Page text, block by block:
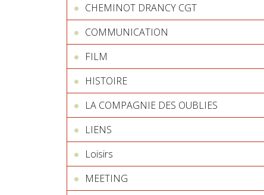
CHEMINOT DRANCY CGT
COMMUNICATION
FILM
HISTOIRE
LA COMPAGNIE DES OUBLIES
LIENS
Loisirs
MEETING